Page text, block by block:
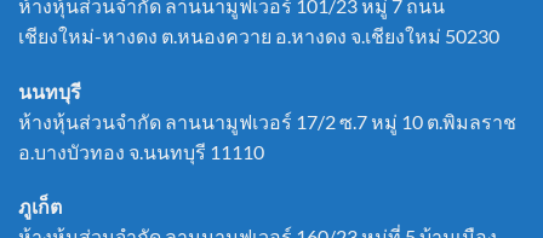
ห้างหุ้นส่วนจำกัด ลานนามูฟเวอร์ 101/23 หมู่ 7 ถนน
เชียงใหม่-หางดง ต.หนองควาย อ.หางดง จ.เชียงใหม่ 50230
นนทบุรี
ห้างหุ้นส่วนจำกัด ลานนามูฟเวอร์ 17/2 ซ.7 หมู่ 10 ต.พิมลราช
อ.บางบัวทอง จ.นนทบุรี 11110
ภูเก็ต